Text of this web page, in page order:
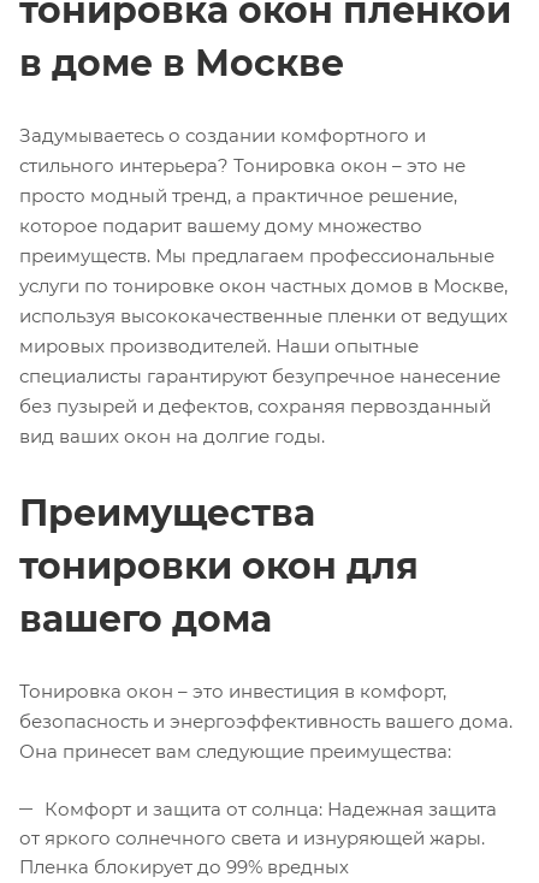
тонировка окон пленкой
в доме в Москве
Задумываетесь о создании комфортного и
стильного интерьера? Тонировка окон – это не
просто модный тренд, а практичное решение,
которое подарит вашему дому множество
преимуществ. Мы предлагаем профессиональные
услуги по тонировке окон частных домов в Москве,
используя высококачественные пленки от ведущих
мировых производителей. Наши опытные
специалисты гарантируют безупречное нанесение
без пузырей и дефектов, сохраняя первозданный
вид ваших окон на долгие годы.
Преимущества
тонировки окон для
вашего дома
Тонировка окон – это инвестиция в комфорт,
безопасность и энергоэффективность вашего дома.
Она принесет вам следующие преимущества:
Комфорт и защита от солнца: Надежная защита
от яркого солнечного света и изнуряющей жары.
Пленка блокирует до 99% вредных